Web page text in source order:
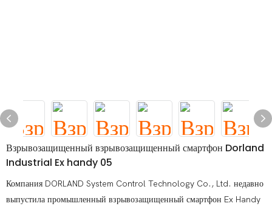
Взрывозащищенный взрывозащищенный смартфон Dorland
Industrial Ex handy 05
Компания DORLAND System Control Technology Co., Ltd. недавно
выпустила промышленный взрывозащищенный смартфон Ex Handy